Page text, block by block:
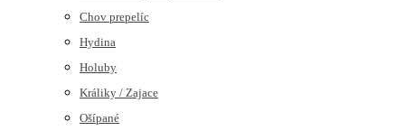
Chov prepelíc
Hydina
Holuby
Králiky / Zajace
Ošípané